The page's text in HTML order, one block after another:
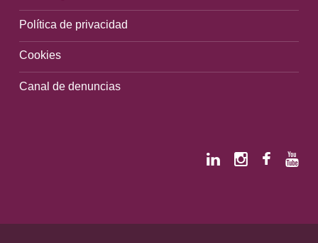
Política de privacidad
Cookies
Canal de denuncias